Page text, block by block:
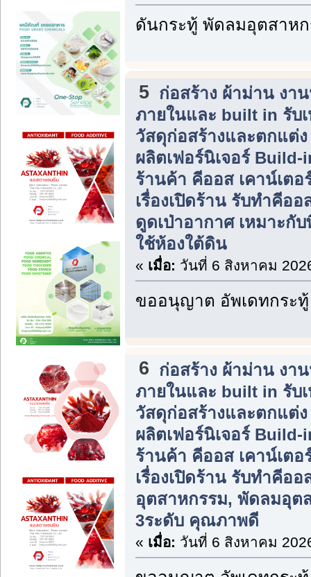
ดันกระทู้ พัดลมอุตสาห
5 ก่อสร้าง ผ้าม่าน งา
ภายในและ built in รับ
วัสดุก่อสร้างและตกแต่
ผลิตเฟอร์นิเจอร์
ร้านค้า คีออส เคาน์เตอ
เรื่องเปิดร้าน รับทำคีออ
ดูดเป่าอากาศ เหมาะกั
ใช้ห้องใต้ดิน
« เมื่อ: วันที่ 6 สิงหาคม
ขออนุญาต อัพเดทกระทู้
6 ก่อสร้าง ผ้าม่าน งา
ภายในและ built in รับ
วัสดุก่อสร้างและตกแต่
ผลิตเฟอร์นิเจอร์
ร้านค้า คีออส เคาน์เตอ
เรื่องเปิดร้าน รับทำคีออ
อุตสาหกรรม, พัดลมอุต
3ระดับ คุณภาพดี
« เมื่อ: วันที่ 6 สิงหาคม